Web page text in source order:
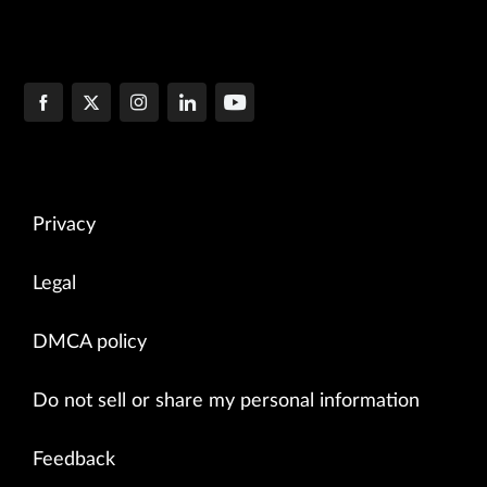
Privacy
Legal
DMCA policy
Do not sell or share my personal information
Feedback